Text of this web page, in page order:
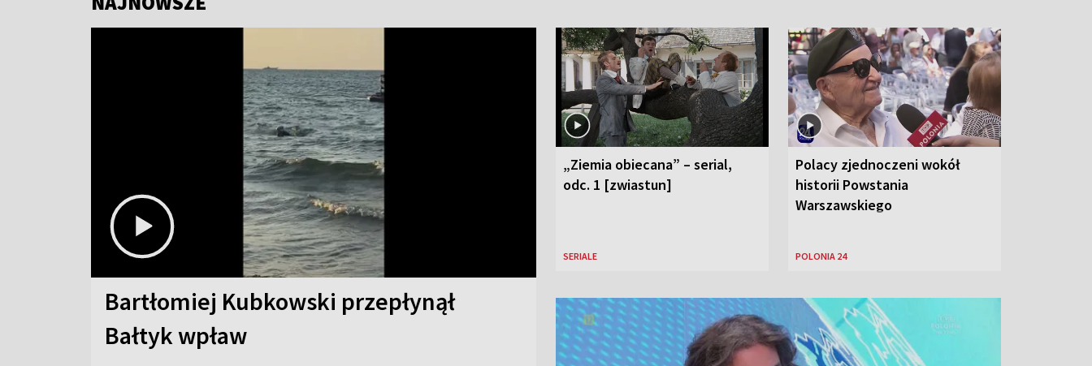
Bartłomiej Kubkowski przepłynął
Bałtyk wpław
„Ziemia obiecana” – serial,
odc. 1 [zwiastun]
SERIALE
Polacy zjednoczeni wokół
historii Powstania
Warszawskiego
POLONIA 24